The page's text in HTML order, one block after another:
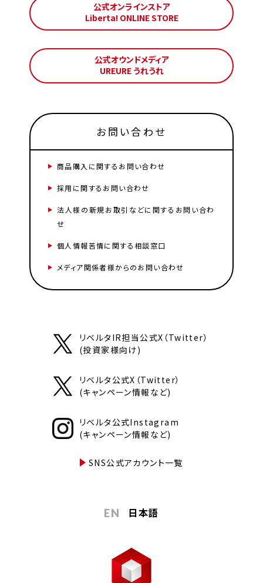
公式オンラインストア
Liberta! ONLINE STORE
公式オウンドメディア
UREURE うれうれ
お問い合わせ
商品購入に関するお問い合わせ
採用に関するお問い合わせ
法人様の新規お取引などに関するお問い合わ
せ
個人情報苦情に関する相談窓口
メディア関係者様からのお問い合わせ
リベルタIR担当公式X（Twitter）
(投資家様向け)
リベルタ公式X（Twitter）
(キャンペーン情報など)
リベルタ公式Instagram
(キャンペーン情報など)
SNS公式アカウント一覧
EN 日本語